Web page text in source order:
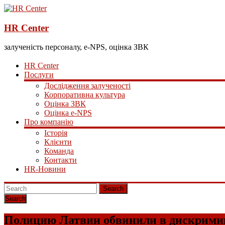
HR Center
залученість персоналу, e-NPS, оцінка ЗВК
HR Center
Послуги
Дослідження залученості
Корпоративна культура
Оцінка ЗВК
Оцінка e-NPS
Про компанію
Історія
Клієнти
Команда
Контакти
HR-Новини
Search
Полицию Латвии обвинили в